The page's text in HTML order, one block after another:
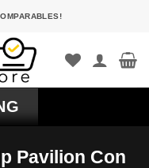
Pavilion Con